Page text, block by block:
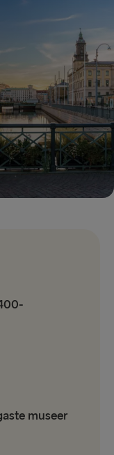
museer